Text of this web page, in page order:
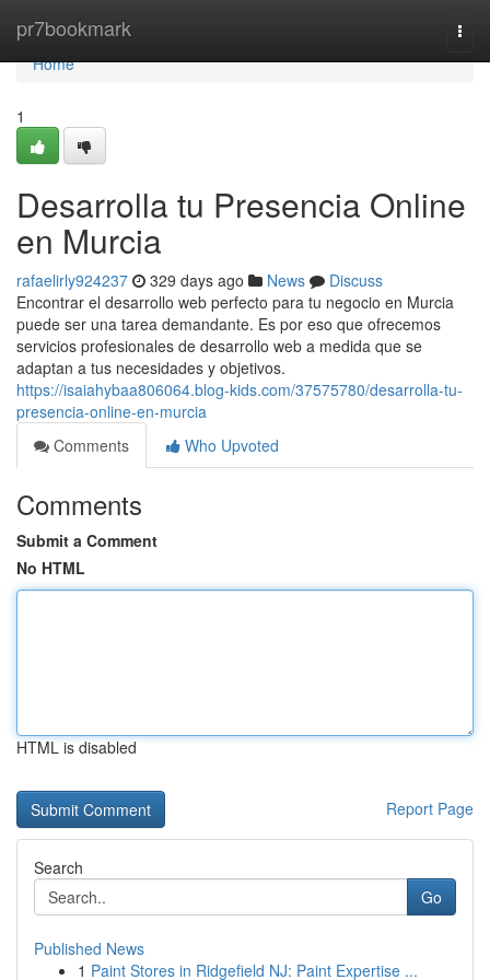
pr7bookmark
Home
Home
1
Desarrolla tu Presencia Online
en Murcia
rafaelirly924237 329 days ago News
Discuss
Encontrar el desarrollo web perfecto para tu negocio en Murcia
puede ser una tarea demandante. Es por eso que ofrecemos
servicios profesionales de desarrollo web a medida que se
adaptan a tus necesidades y objetivos.
https://isaiahybaa806064.blog-kids.com/37575780/desarrolla-tu-
presencia-online-en-murcia
Comments
Who Upvoted
Comments
Submit a Comment
No HTML
HTML is disabled
Report Page
Search
Go
Published News
1 Paint Stores in Ridgefield NJ: Paint Expertise ...